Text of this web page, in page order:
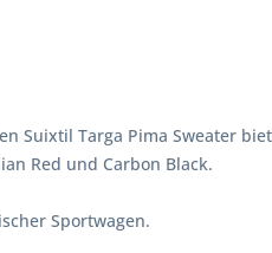
Suixtil Targa Pima Sweater
Red und Carbon Black.
Sportwagen.